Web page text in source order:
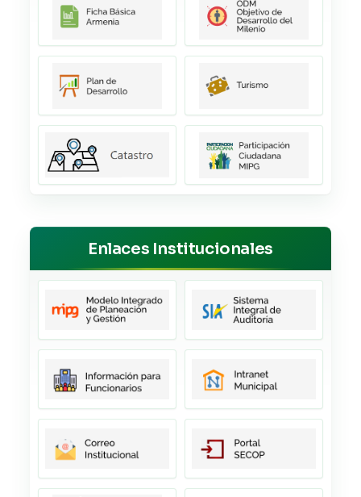
Enlaces Institucionales